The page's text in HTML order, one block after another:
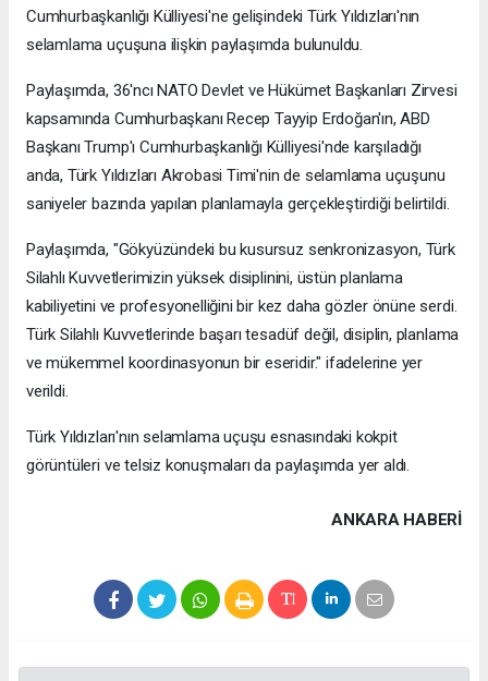
Cumhurbaşkanlığı Külliyesi'ne gelişindeki Türk Yıldızları'nın
selamlama uçuşuna ilişkin paylaşımda bulunuldu.
Paylaşımda, 36'ncı NATO Devlet ve Hükümet Başkanları Zirvesi
kapsamında Cumhurbaşkanı Recep Tayyip Erdoğan'ın, ABD
Başkanı Trump'ı Cumhurbaşkanlığı Külliyesi'nde karşıladığı
anda, Türk Yıldızları Akrobasi Timi'nin de selamlama uçuşunu
saniyeler bazında yapılan planlamayla gerçekleştirdiği belirtildi.
Paylaşımda, "Gökyüzündeki bu kusursuz senkronizasyon, Türk
Silahlı Kuvvetlerimizin yüksek disiplinini, üstün planlama
kabiliyetini ve profesyonelliğini bir kez daha gözler önüne serdi.
Türk Silahlı Kuvvetlerinde başarı tesadüf değil, disiplin, planlama
ve mükemmel koordinasyonun bir eseridir." ifadelerine yer
verildi.
Türk Yıldızları'nın selamlama uçuşu esnasındaki kokpit
görüntüleri ve telsiz konuşmaları da paylaşımda yer aldı.
ANKARA HABERİ